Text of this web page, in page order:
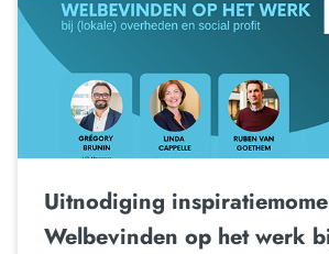
Uitnodiging
Welbevinden op het werk